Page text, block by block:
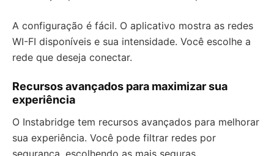
A configuração é fácil. O aplicativo mostra as redes
WI-FI disponíveis e sua intensidade. Você escolhe a
rede que deseja conectar.
Recursos avançados para maximizar sua
experiência
O Instabridge tem recursos avançados para melhorar
sua experiência. Você pode filtrar redes por
segurança, escolhendo as mais seguras.